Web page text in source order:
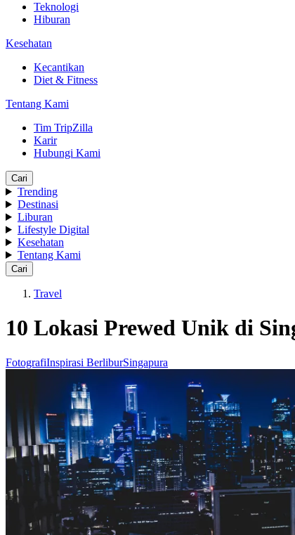
Teknologi
Hiburan
Kesehatan
Kecantikan
Diet & Fitness
Tentang Kami
Tim TripZilla
Karir
Hubungi Kami
Cari
Trending
Destinasi
Liburan
Lifestyle Digital
Kesehatan
Tentang Kami
Cari
Travel
10 Lokasi Prewed Unik di
FotografiInspirasi BerliburSingapura